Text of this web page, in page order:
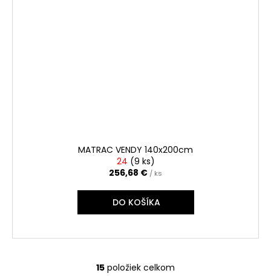
MATRAC VENDY 140x200cm
24 (9 ks)
256,68 € / ks
DO KOŠÍKA
15 položiek celkom